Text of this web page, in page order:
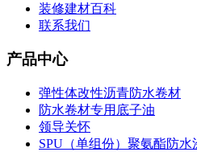
装修建材百科
联系我们
产品中心
弹性体改性沥青防水卷材
防水卷材专用底子油
领导关怀
SPU（单组份）聚氨酯防水